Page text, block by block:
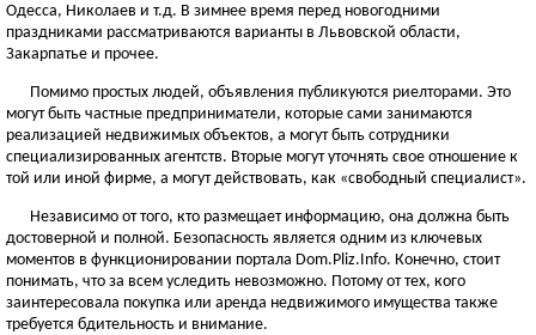
Одесса, Николаев и т.д. В зимнее время перед новогодними
праздниками рассматриваются варианты в Львовской области,
Закарпатье и прочее.
Помимо простых людей, объявления публикуются риелторами. Это
могут быть частные предприниматели, которые сами занимаются
реализацией недвижимых объектов, а могут быть сотрудники
специализированных агентств. Вторые могут уточнять свое отношение к
той или иной фирме, а могут действовать, как «свободный специалист».
Независимо от того, кто размещает информацию, она должна быть
достоверной и полной. Безопасность является одним из ключевых
моментов в функционировании портала Dom.Pliz.Info. Конечно, стоит
понимать, что за всем уследить невозможно. Потому от тех, кого
заинтересовала покупка или аренда недвижимого имущества также
требуется бдительность и внимание.